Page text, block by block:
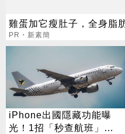
雞蛋加它瘦肚子，全身脂
PR・新素簡
iPhone出國隱藏功能曝
光！1招「秒查航班」萬